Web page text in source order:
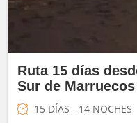
Ruta 15 días
Sur de Marruecos
15 DÍAS - 14 NOCHES